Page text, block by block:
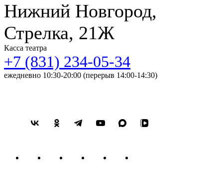
Нижний Новгород,
Стрелка, 21Ж
Касса театра
+7 (831) 234-05-34
ежедневно 10:30-20:00 (перерыв 14:00-14:30)